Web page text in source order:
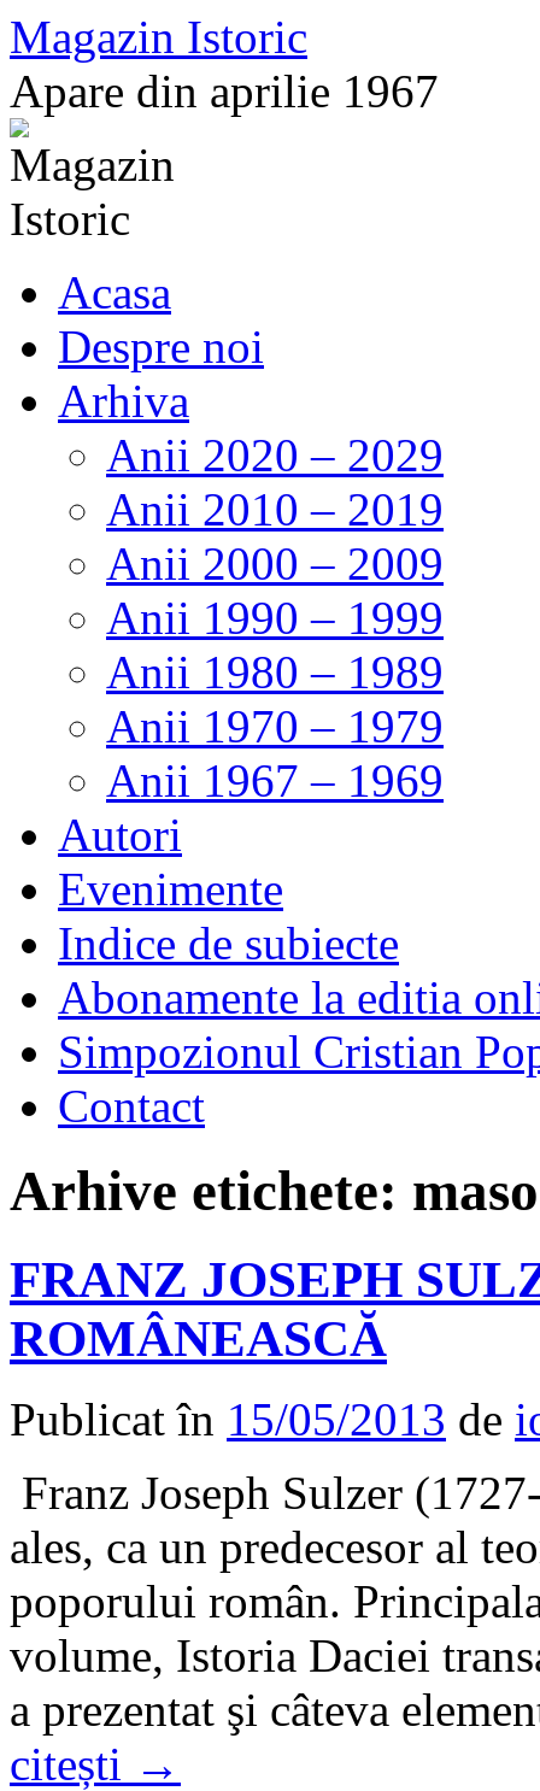
Sari
la
conținut
Magazin Istoric
Apare din aprilie 1967
Acasa
Despre noi
Arhiva
Anii 2020 – 2029
Anii 2010 – 2019
Anii 2000 – 2009
Anii 1990 – 1999
Anii 1980 – 1989
Anii 1970 – 1979
Anii 1967 – 1969
Autori
Evenimente
Indice de subiecte
Abonamente la editia
Simpozionul Cristian
Contact
Arhive etichete:
FRANZ JOSEPH
ROMÂNEASCĂ
Publicat în 15/05/2013 de
Franz Joseph Sulzer
ales, ca un predecesor al
poporului român.
volume, Istoria Daciei
a prezentat şi câteva
citești →